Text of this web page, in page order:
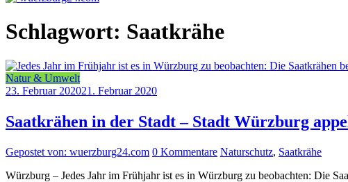
Schlagwort: Saatkrähe
Natur & Umwelt
23. Februar 202021. Februar 2020
Saatkrähen in der Stadt – Stadt Würzburg
Gepostet von: wuerzburg24.com 0 Kommentare Naturschutz, Saatkrähe
Würzburg – Jedes Jahr im Frühjahr ist es in Würzburg zu beobachten: Die